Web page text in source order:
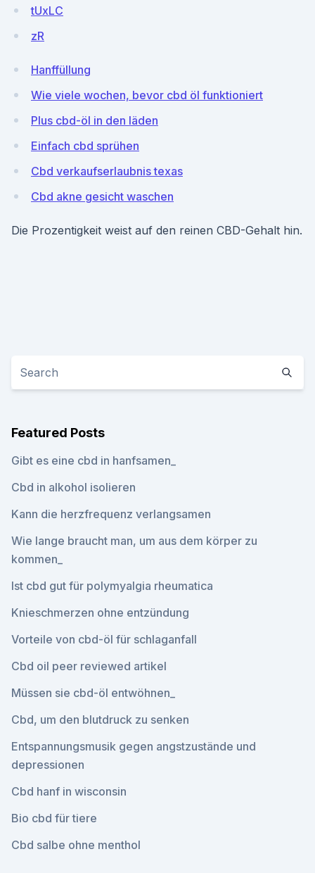
tUxLC
zR
Hanffüllung
Wie viele wochen, bevor cbd öl funktioniert
Plus cbd-öl in den läden
Einfach cbd sprühen
Cbd verkaufserlaubnis texas
Cbd akne gesicht waschen
Die Prozentigkeit weist auf den reinen CBD-Gehalt hin.
Featured Posts
Gibt es eine cbd in hanfsamen_
Cbd in alkohol isolieren
Kann die herzfrequenz verlangsamen
Wie lange braucht man, um aus dem körper zu
kommen_
Ist cbd gut für polymyalgia rheumatica
Knieschmerzen ohne entzündung
Vorteile von cbd-öl für schlaganfall
Cbd oil peer reviewed artikel
Müssen sie cbd-öl entwöhnen_
Cbd, um den blutdruck zu senken
Entspannungsmusik gegen angstzustände und
depressionen
Cbd hanf in wisconsin
Bio cbd für tiere
Cbd salbe ohne menthol